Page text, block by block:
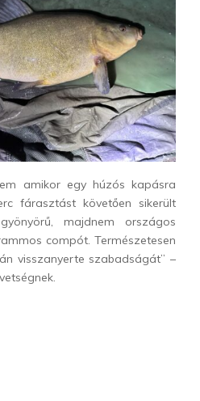
amikor egy húzós kapásra
fárasztást követően sikerült
majdnem országos
compót. Természetesen
visszanyerte szabadságát” –